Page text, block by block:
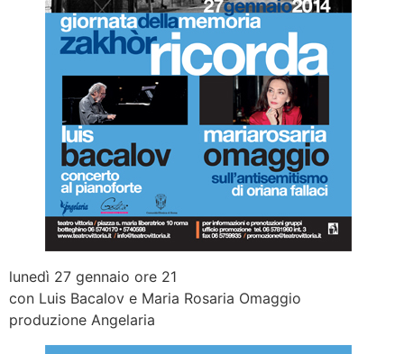
lunedì 27 gennaio ore 21
con Luis Bacalov e Maria Rosaria Omaggio
produzione Angelaria